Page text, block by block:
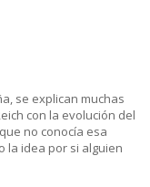
se explican muchas
con la evolución del
no conocía esa
la idea por si alguien